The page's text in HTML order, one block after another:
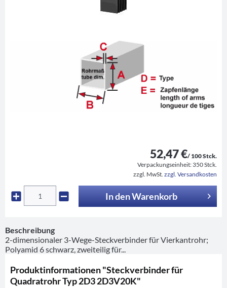
52,47 €/ 100 Stck.
Verpackungseinheit: 350 Stck.
zzgl. MwSt. zzgl. Versandkosten
In denWarenkorb
Beschreibung
2-dimensionaler 3-Wege-Steckverbinder für Vierkantrohr;
Polyamid 6 schwarz, zweiteilig für...
Produktinformationen "Steckverbinder für
Quadratrohr Typ 2D3 2D3V20K"